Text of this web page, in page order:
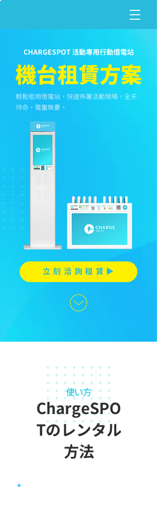
CHARGESPOT 活動專用行動借電站
機台租賃方案
輕鬆租用借電站，快速佈署活動現場，全天
待命，電量無憂。
立 刻 洽 詢 租 賃 ▶︎
使い方
ChargeSPO
Tのレンタル
方法